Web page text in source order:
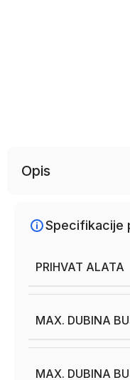
Opis
Specifikacije
PRIHVAT ALATA
MAX. DUBINA
MAX. DUBINA